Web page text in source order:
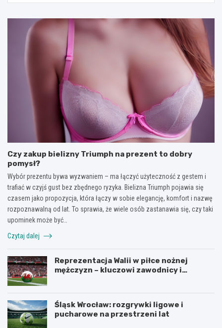
Czy zakup bielizny Triumph na prezent to dobry
pomysł?
Wybór prezentu bywa wyzwaniem – ma łączyć użyteczność z gestem i
trafiać w czyjś gust bez zbędnego ryzyka. Bielizna Triumph pojawia się
czasem jako propozycja, która łączy w sobie elegancję, komfort i nazwę
rozpoznawalną od lat. To sprawia, że wiele osób zastanawia się, czy taki
upominek może być…
Czytaj dalej
Reprezentacja Walii w piłce nożnej
mężczyzn – kluczowi zawodnicy i
Śląsk Wrocław: rozgrywki ligowe i
pucharowe na przestrzeni lat